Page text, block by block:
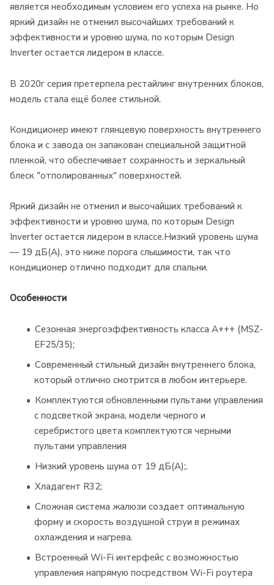
является необходимым условием его успеха на рынке. Но
яркий дизайн не отменил высочайших требований к
эффективности и уровню шума, по которым Design
Inverter остается лидером в классе.
В 2020г серия претерпела рестайлинг внутренних блоков,
модель стала ещё более стильной.
Кондиционер имеют глянцевую поверхность внутреннего
блока и с завода он запакован специальной защитной
пленкой, что обеспечивает сохранность и зеркальный
блеск "отполированных" поверхностей.
Яркий дизайн не отменил и высочайших требований к
эффективности и уровню шума, по которым Design
Inverter остается лидером в классе.Низкий уровень шума
— 19 дБ(А), это ниже порога слышимости, так что
кондиционер отлично подходит для спальни.
Особенности
Сезонная энергоэффективность класса А+++ (MSZ-
EF25/35);
Современный стильный дизайн внутреннего блока,
который отлично смотрится в любом интерьере.
Комплектуются обновленными пультами управления
с подсветкой экрана, модели черного и
серебристого цвета комплектуются черными
пультами управления
Низкий уровень шума от 19 дБ(А);.
Хладагент R32;
Сложная система жалюзи создает оптимальную
форму и скорость воздушной струи в режимах
охлаждения и нагрева.
Встроенный Wi-Fi интерфейс с возможностью
управления напрямую посредством Wi-Fi роутера